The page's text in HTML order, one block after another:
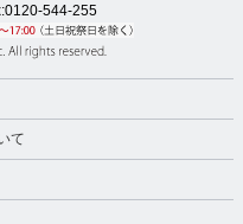
544-255
て